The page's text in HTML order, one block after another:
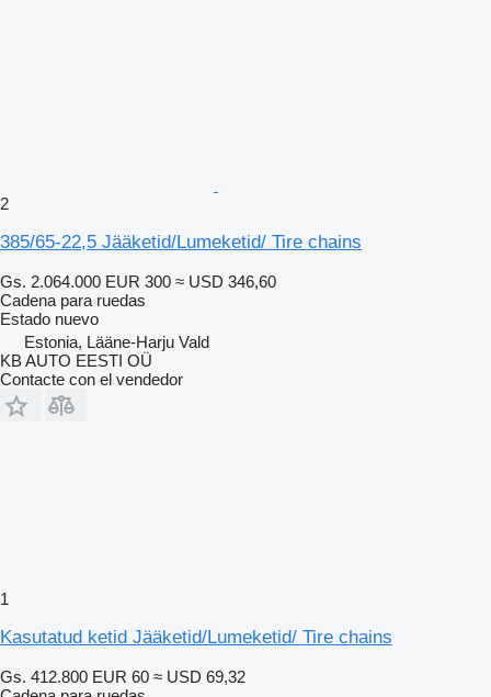
2
385/65-22,5 Jääketid/Lumeketid/ Tire chains
Gs. 2.064.000 EUR 300 ≈ USD 346,60
Cadena para ruedas
Estado nuevo
Estonia, Lääne-Harju Vald
KB AUTO EESTI OÜ
Contacte con el vendedor
1
Kasutatud ketid Jääketid/Lumeketid/ Tire chains
Gs. 412.800 EUR 60 ≈ USD 69,32